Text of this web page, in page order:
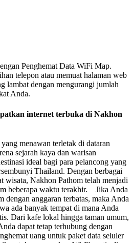
Penghemat Data WiFi Map.
telepon atau memuat halaman web
lambat dengan mengurangi jumlah
Anda.
internet terbuka di Nakhon
menawan terletak di dataran
sejarah kaya dan warisan
ideal bagi para pelancong yang
Thailand. Dengan berbagai
wisata, Nakhon Pathom telah menjadi
beberapa waktu terakhir. Jika Anda
dengan anggaran terbatas, maka Anda
ada banyak tempat di mana Anda
Dari kafe lokal hingga taman umum,
dapat tetap terhubung dengan
uang untuk paket data seluler